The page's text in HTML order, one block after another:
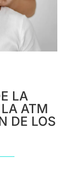
LA
ATM
DE LOS